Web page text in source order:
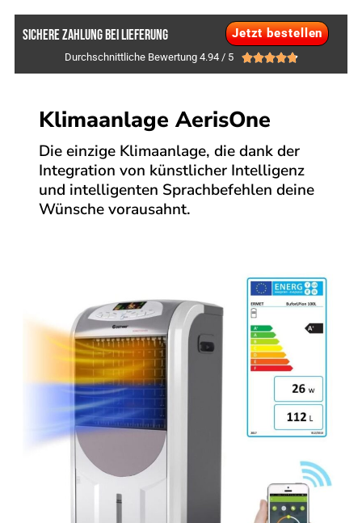
SICHERE ZAHLUNG BEI LIEFERUNG Jetzt bestellen
Durchschnittliche Bewertung 4.94 / 5 
Klimaanlage AerisOne
Die einzige Klimaanlage, die dank der
Integration von künstlicher Intelligenz
und intelligenten Sprachbefehlen deine
Wünsche vorausahnt.